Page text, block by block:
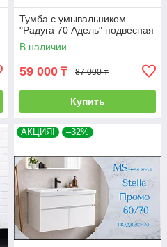
Тумба с умывальником
"Радуга 70 Адель" подвесная
В наличии
59 000 ₸ 87 000 ₸
Купить
АКЦИЯ! –32%